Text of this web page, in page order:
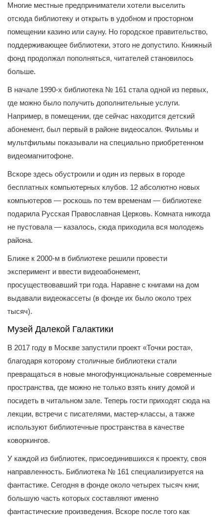
Многие местные предприниматели хотели выселить
отсюда библиотеку и открыть в удобном и просторном
помещении казино или сауну. Но городское правительство,
поддерживающее библиотеки, этого не допустило. Книжный
фонд продолжал пополняться, читателей становилось
больше.
В начале 1990-х библиотека № 161 стала одной из первых,
где можно было получить дополнительные услуги.
Например, в помещении, где сейчас находится детский
абонемент, был первый в районе видеосалон. Фильмы и
мультфильмы показывали на специально приобретенном
видеомагнитофоне.
Вскоре здесь обустроили и один из первых в городе
бесплатных компьютерных клубов. 12 абсолютно новых
компьютеров — роскошь по тем временам — библиотеке
подарила Русская Православная Церковь. Комната никогда
не пустовала — казалось, сюда приходила вся молодежь
района.
Ближе к 2000-м в библиотеке решили провести
эксперимент и ввести видеоабонемент,
просуществовавший три года. Наравне с книгами на дом
выдавали видеокассеты (в фонде их было около трех
тысяч).
Музей Далекой Галактики
В 2017 году в Москве запустили проект «Точки роста»,
благодаря которому столичные библиотеки стали
превращаться в новые многофункциональные современные
пространства, где можно не только взять книгу домой и
посидеть в читальном зале. Теперь гости приходят сюда на
лекции, встречи с писателями, мастер-классы, а также
используют библиотечные пространства в качестве
коворкингов.
У каждой из библиотек, присоединившихся к проекту, своя
направленность. Библиотека № 161 специализируется на
фантастике. Сегодня в фонде около четырех тысяч книг,
большую часть которых составляют именно
фантастические произведения. Вскоре после того как